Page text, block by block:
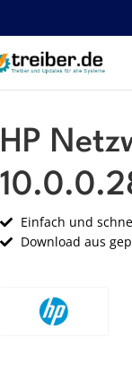
Startseite HP Netzwerk
HP
Einfach und
Download aus